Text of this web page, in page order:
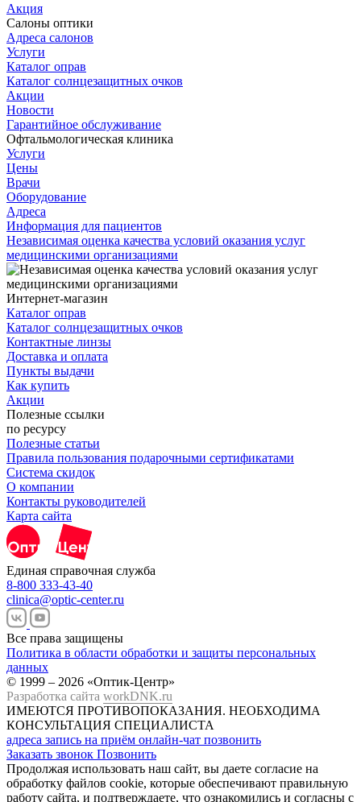
Акция
Салоны оптики
Адреса салонов
Услуги
Каталог оправ
Каталог солнцезащитных очков
Акции
Новости
Гарантийное обслуживание
Офтальмологическая клиника
Услуги
Цены
Врачи
Оборудование
Адреса
Информация для пациентов
Независимая оценка качества условий оказания услуг
медицинскими организациями
Интернет-магазин
Каталог оправ
Каталог солнцезащитных очков
Контактные линзы
Доставка и оплата
Пункты выдачи
Как купить
Акции
Полезные ссылки
по ресурсу
Полезные статьи
Правила пользования подарочными сертификатами
Система скидок
О компании
Контакты руководителей
Карта сайта
Единая справочная служба
8-800 333-43-40
clinica@optic-center.ru
Все права защищены
Политика в области обработки и защиты персональных
данных
© 1999 – 2026 «Оптик-Центр»
Разработка сайта workDNK.ru
ИМЕЮТСЯ ПРОТИВОПОКАЗАНИЯ. НЕОБХОДИМА
КОНСУЛЬТАЦИЯ СПЕЦИАЛИСТА
адреса запись на приём онлайн-чат позвонить
Заказать звонок Позвонить
Продолжая использовать наш сайт, вы даете согласие на
обработку файлов cookie, которые обеспечивают правильную
работу сайта, и подтверждаете, что ознакомились и согласны с